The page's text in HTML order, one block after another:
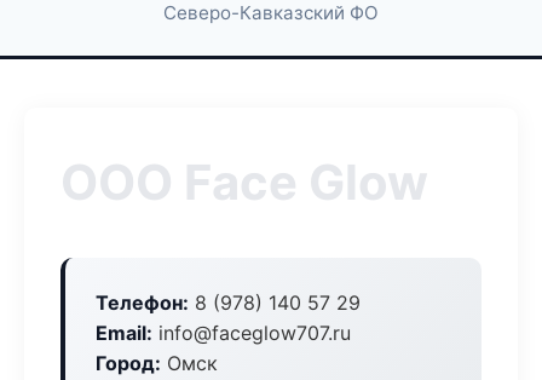
Северо-Кавказский ФО
ООО Face Glow
Телефон: 8 (978) 140 57 29
Email: info@faceglow707.ru
Город: Омск